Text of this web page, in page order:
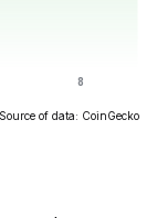
Source of data: CoinGecko